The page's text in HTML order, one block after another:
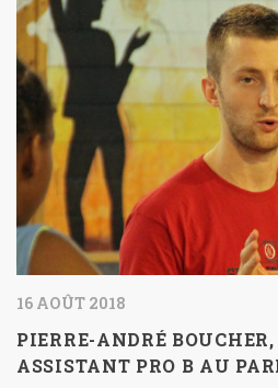
16 AOÛT 2018
PIERRE-ANDRÉ
ASSISTANT PRO B AU